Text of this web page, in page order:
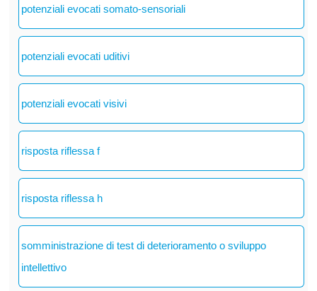
potenziali evocati somato-sensoriali
potenziali evocati uditivi
potenziali evocati visivi
risposta riflessa f
risposta riflessa h
somministrazione di test di deterioramento o sviluppo
intellettivo